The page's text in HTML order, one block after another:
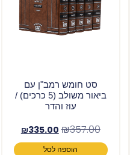
סט חומש רמב"ן עם
ביאור משולב (5 כרכים) /
עוז והדר
₪357.00
₪335.00
הוספה לסל